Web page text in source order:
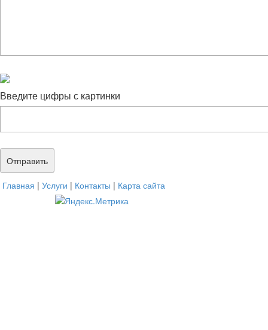
Введите цифры с картинки
Главная | Услуги | Контакты | Карта сайта